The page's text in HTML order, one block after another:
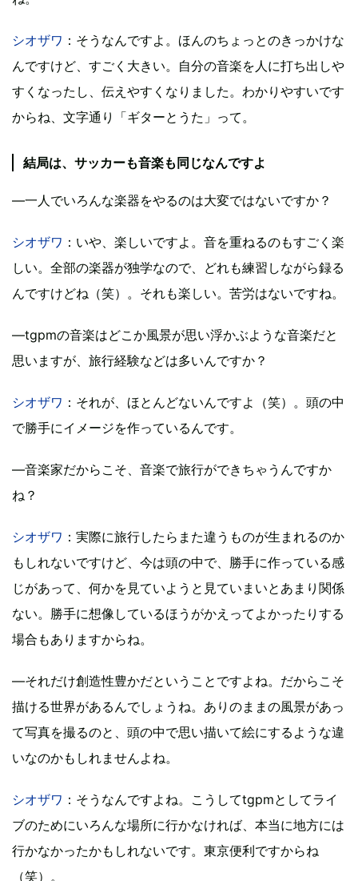
シオザワ ：そうなんですよ。ほんのちょっとのきっかけな
んですけど、すごく大きい。自分の音楽を人に打ち出しや
すくなったし、伝えやすくなりました。わかりやすいです
からね、文字通り「ギターとうた」って。
結局は、サッカーも音楽も同じなんですよ
―一人でいろんな楽器をやるのは大変ではないですか？
シオザワ ：いや、楽しいですよ。音を重ねるのもすごく楽
しい。全部の楽器が独学なので、どれも練習しながら録る
んですけどね（笑）。それも楽しい。苦労はないですね。
―tgpmの音楽はどこか風景が思い浮かぶような音楽だと
思いますが、旅行経験などは多いんですか？
シオザワ ：それが、ほとんどないんですよ（笑）。頭の中
で勝手にイメージを作っているんです。
―音楽家だからこそ、音楽で旅行ができちゃうんですか
ね？
シオザワ ：実際に旅行したらまた違うものが生まれるのか
もしれないですけど、今は頭の中で、勝手に作っている感
じがあって、何かを見ていようと見ていまいとあまり関係
ない。勝手に想像しているほうがかえってよかったりする
場合もありますからね。
―それだけ創造性豊かだということですよね。だからこそ
描ける世界があるんでしょうね。ありのままの風景があっ
て写真を撮るのと、頭の中で思い描いて絵にするような違
いなのかもしれませんよね。
シオザワ ：そうなんですよね。こうしてtgpmとしてライ
ブのためにいろんな場所に行かなければ、本当に地方には
行かなかったかもしれないです。東京便利ですからね
（笑）。